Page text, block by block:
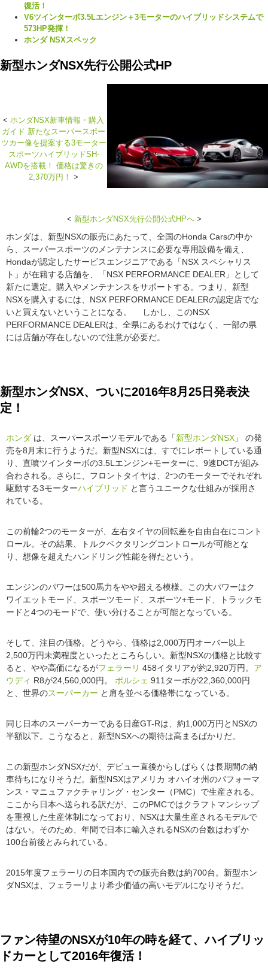
復活！
V6ツインターボ3.5Lエンジン＋3モーターのハイブリッドシステムで
573HP発揮！
ホンダ NSXスペック
新型ホンダNSX先行公開公式HP
< ホンダNSX新車情報・購入
ガイド 新たなスーパースポー
ツカー像を提案する3モーター
スポーツハイブリッドSH-
AWDを搭載！ 価格は驚きの
2,370万円！ >
< 新型ホンダNSX先行公開公式HPへ>
ホンダは、新型NSXの販売にあたって、全国のHonda Carsの中か
ら、スーパースポーツのメンテナンスに必要な専用設備を備え、
Hondaが認定したサービスエンジニアである「NSX スペシャリス
ト」が在籍する店舗を、「NSX PERFORMANCE DEALER」として
新たに選定。購入やメンテナンスをサポートする。つまり、新型
NSXを購入するには、NSX PERFORMANCE DEALERの認定店でな
いと買えないということになる。 しかし、このNSX
PERFORMANCE DEALERは、全県にあるわけではなく、一部の県
には店舗が存在しないので注意が必要だ。
新型ホンダNSX、ついに2016年8月25日発表決
定！
ホンダ は、スーパースポーツモデルである「新型ホンダNSX 」 の発
売を8月末に行うようだ。新型NSXには、すでにレポートしている通
り、直噴ツインターボの3.5Lエンジン+モーターに、9速DCTが組み
合わされる。さらに、フロントタイヤは、2つのモーターでそれぞれ
駆動する3モーターハイブリッド と言うユニークな仕組みが採用さ
れている。
この前輪2つのモーターが、左右タイヤの回転差を自由自在にコント
ロール。その結果、トルクベクタリングコントロールが可能とな
り、想像を超えたハンドリング性能を得たという。
エンジンのパワーは500馬力をやや超える模様。この大パワーはク
ワイエットモード、スポーツモード、スポーツ+モード、トラックモ
ードと4つのモードで、使い分けることが可能となっている。
そして、注目の価格。どうやら、価格は2,000万円オーバー以上
2,500万円未満程度といったところらしい。新型NSXの価格と比較す
ると、やや高価になるがフェラーリ 458イタリアが約2,920万円。 ア
ウディ R8が24,560,000円。 ポルシェ 911ターボが22,360,000円
と、世界のスーパーカー と肩を並べる価格帯になっている。
同じ日本のスーパーカーである日産GT-Rは、約1,000万円とNSXの
半額以下。こうなると、新型NSXへの期待は高まるばかりだ。
この新型ホンダNSXだが、デビュー直後からしばらくは長期間の納
車待ちになりそうだ。新型NSXはアメリカ オハイオ州のパフォーマ
ンス・マニュファクチャリング・センター（PMC）で生産される。
ここから日本へ送られる訳だが、このPMCではクラフトマンシップ
を重視した生産体制になっており、NSXは大量生産されるモデルで
はない。そのため、年間で日本に輸入されるNSXの台数はわずか
100台前後とみられている。
2015年度フェラーリの日本国内での販売台数は約700台。新型ホン
ダNSXは、フェラーリより希少価値の高いモデルになりそうだ。
ファン待望のNSXが10年の時を経て、ハイブリッ
ドカーとして2016年復活！